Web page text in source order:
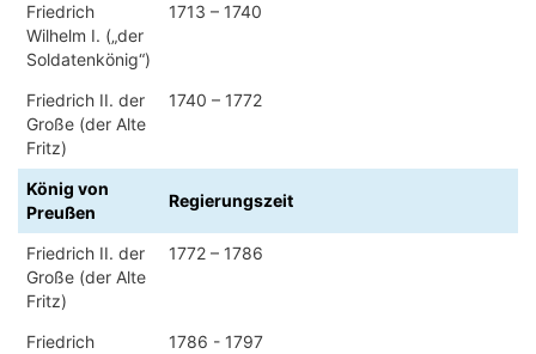
Friedrich
Wilhelm I. („der
Soldatenkönig“)
1713 – 1740
Friedrich II. der
Große (der Alte
Fritz)
1740 – 1772
König von
Preußen
Regierungszeit
Friedrich II. der
Große (der Alte
Fritz)
1772 – 1786
Friedrich
1786 - 1797